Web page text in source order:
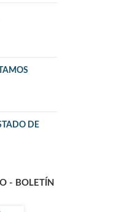
DE
- BOLETÍN